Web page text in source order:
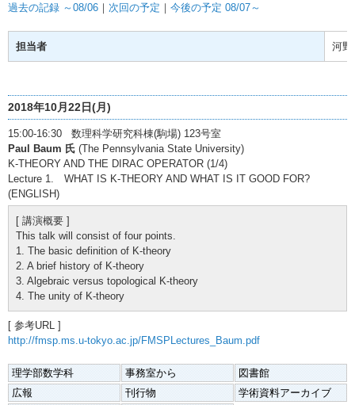
過去の記録 ～08/06 ｜ 次回の予定 ｜ 今後の予定 08/07～
担当者 河野
2018年10月22日(月)
15:00-16:30 数理科学研究科棟(駒場) 123号室
Paul Baum 氏 (The Pennsylvania State University)
K-THEORY AND THE DIRAC OPERATOR (1/4)
Lecture 1. WHAT IS K-THEORY AND WHAT IS IT GOOD FOR?
(ENGLISH)
[ 講演概要 ]
This talk will consist of four points.
1. The basic definition of K-theory
2. A brief history of K-theory
3. Algebraic versus topological K-theory
4. The unity of K-theory
[ 参考URL ]
http://fmsp.ms.u-tokyo.ac.jp/FMSPLectures_Baum.pdf
理学部数学科 事務室から
図書館
広報
刊行物
学術資料アーカイブ